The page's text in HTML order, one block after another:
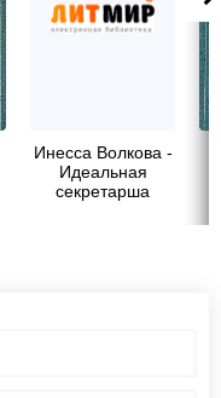
Инесса Волкова -
Идеальная
секретарша